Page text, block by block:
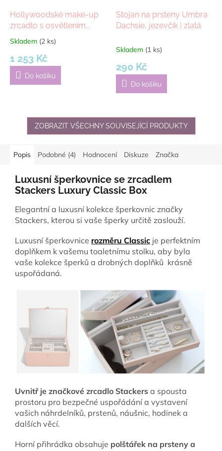
Hollywoodské make-up
zrcadlo s osvětlením
MMIRO SR504R 36 x47
cm | bílá
Průměrné
produktu
5,0
Skladem (2 ks)
1 253 Kč
Do košíku
Stojan na prsteny Umbra
Dachsie, jezevčík | zlatá
Skladem (1 ks)
290 Kč
Do košíku
ZOBRAZIT VŠECHNY SOUVISEJÍCÍ PRODUKTY
Popis Podobné (4) Hodnocení Diskuze Značka
Luxusní šperkovnice se zrcadlem
Stackers Luxury Classic Box
Elegantní a luxusní kolekce šperkovnic značky
Stackers, kterou si vaše šperky určitě zaslouží.
Luxusní šperkovnice rozměru Classic je perfektním
doplňkem k vašemu toaletnímu stolku, aby byla
vaše kolekce šperků a drobných doplňků krásně
uspořádaná.
Uvnitř je značkové zrcadlo Stackers a spousta
prostoru pro bezpečné uspořádání a vystavení
vašich náhrdelníků, prstenů, náušnic, hodinek a
dalších věcí.
Horní přihrádka obsahuje polštářek na prsteny a